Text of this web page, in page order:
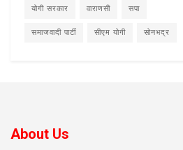
योगी सरकार वाराणसी सपा
समाजवादी पार्टी सीएम योगी सोनभद्र
About Us